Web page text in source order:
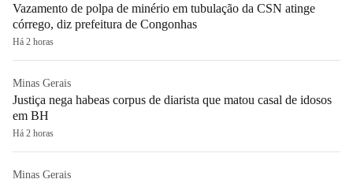
Vazamento de polpa de minério em tubulação da CSN atinge
córrego, diz prefeitura de Congonhas
Há 2 horas
Minas Gerais
Justiça nega habeas corpus de diarista que matou casal de idosos
em BH
Há 2 horas
Minas Gerais